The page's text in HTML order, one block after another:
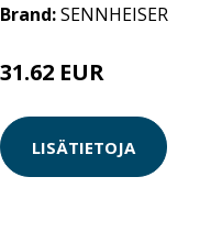
Brand:SENNHEISER
31.62 EUR
LISÄTIETOJA